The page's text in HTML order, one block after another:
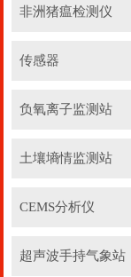
非洲猪瘟检测仪
传感器
负氧离子监测站
土壤墒情监测站
CEMS分析仪
超声波手持气象站